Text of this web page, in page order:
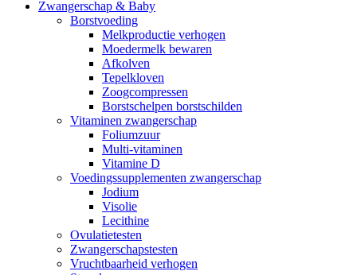
Zwangerschap & Baby
Borstvoeding
Melkproductie verhogen
Moedermelk bewaren
Afkolven
Tepelkloven
Zoogcompressen
Borstschelpen borstschilden
Vitaminen zwangerschap
Foliumzuur
Multi-vitaminen
Vitamine D
Voedingssupplementen zwangerschap
Jodium
Visolie
Lecithine
Ovulatietesten
Zwangerschapstesten
Vruchtbaarheid verhogen